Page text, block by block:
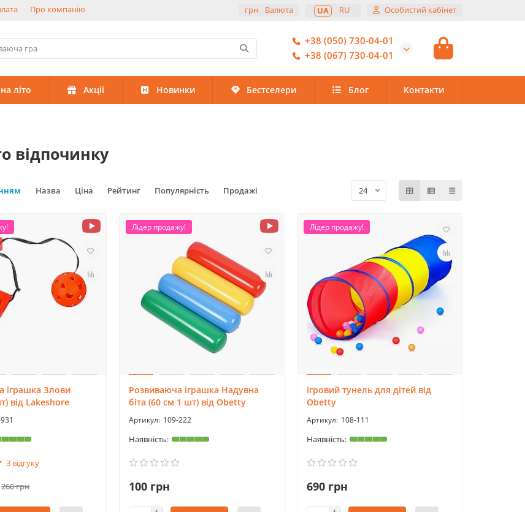
Про компанію грн Валюта UA RU Особистий кабінет
+38 (050) 730-04-01
+38 (067) 730-04-01
літо Акції Новинки Бестселери Блог Контакти
відпочинку
Назва Ціна Рейтинг Популярність Продажі
іграшка Злови
від Lakeshore
3 відгуку
260 грн
Лідер продажу!
Розвиваюча іграшка Надувна
біта (60 см 1 шт) від Obetty
109-222
100 грн
Лідер продажу!
Ігровий тунель для дітей від
Obetty
108-111
690 грн